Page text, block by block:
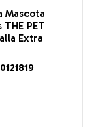
Mascota
THE PET
Extra